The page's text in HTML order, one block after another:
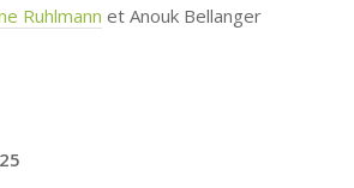
Ruhlmann et Anouk Bellanger